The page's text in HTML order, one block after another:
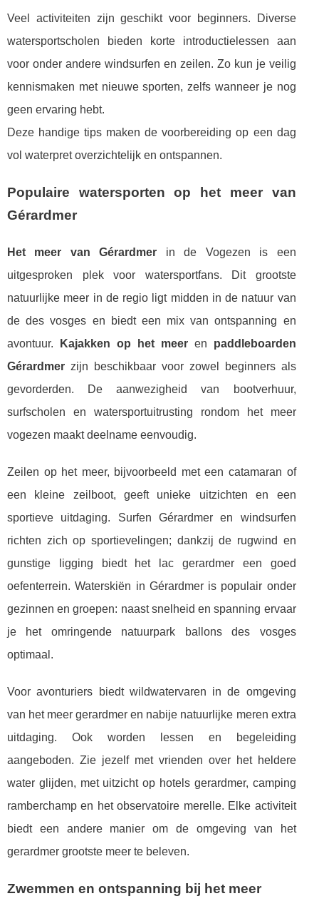
Veel activiteiten zijn geschikt voor beginners. Diverse
watersportscholen bieden korte introductielessen aan
voor onder andere windsurfen en zeilen. Zo kun je veilig
kennismaken met nieuwe sporten, zelfs wanneer je nog
geen ervaring hebt.
Deze handige tips maken de voorbereiding op een dag
vol waterpret overzichtelijk en ontspannen.
Populaire watersporten op het meer van
Gérardmer
Het meer van Gérardmer in de Vogezen is een
uitgesproken plek voor watersportfans. Dit grootste
natuurlijke meer in de regio ligt midden in de natuur van
de des vosges en biedt een mix van ontspanning en
avontuur.
Kajakken op het meeren paddleboarden
Gérardmer zijn beschikbaar voor zowel beginners als
gevorderden. De aanwezigheid van bootverhuur,
surfscholen en watersportuitrusting rondom het meer
vogezen maakt deelname eenvoudig.
Zeilen op het meer, bijvoorbeeld met een catamaran of
een kleine zeilboot, geeft unieke uitzichten en een
sportieve uitdaging. Surfen Gérardmer en windsurfen
richten zich op sportievelingen; dankzij de rugwind en
gunstige ligging biedt het lac gerardmer een goed
oefenterrein. Waterskiën in Gérardmer is populair onder
gezinnen en groepen: naast snelheid en spanning ervaar
je het omringende natuurpark ballons des vosges
optimaal.
Voor avonturiers biedt wildwatervaren in de omgeving
van het meer gerardmer en nabije natuurlijke meren extra
uitdaging. Ook worden lessen en begeleiding
aangeboden. Zie jezelf met vrienden over het heldere
water glijden, met uitzicht op hotels gerardmer, camping
ramberchamp en het observatoire merelle. Elke activiteit
biedt een andere manier om de omgeving van het
gerardmer grootste meer te beleven.
Zwemmen en ontspanning bij het meer